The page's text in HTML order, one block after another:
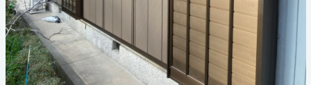
電話受付：9：00〜17：00
定休日：日曜・祝日